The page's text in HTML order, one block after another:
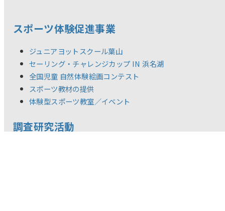
スポーツ体験促進事業
ジュニアヨットスクール葉山
セーリング・チャレンジカップ IN 浜名湖
全国児童 自然体験絵画コンテスト
スポーツ教材の提供
体験型スポーツ教室／イベント
調査研究活動